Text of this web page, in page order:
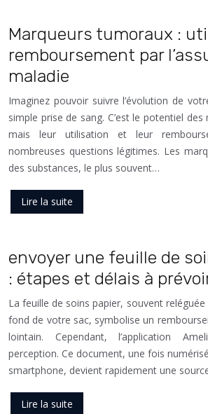
Marqueurs tumoraux :
remboursement par
maladie
Imaginez pouvoir suivre l’évolution de
simple prise de sang. C’est le potentiel
mais leur utilisation et leur
nombreuses questions légitimes. Les
des substances, le plus souvent…
Lire la suite
envoyer une feuille de
: étapes et délais à
La feuille de soins papier, souvent reléguée
fond de votre sac, symbolise un
lointain. Cependant, l’application
perception. Ce document, une fois
smartphone, devient rapidement une
Lire la suite